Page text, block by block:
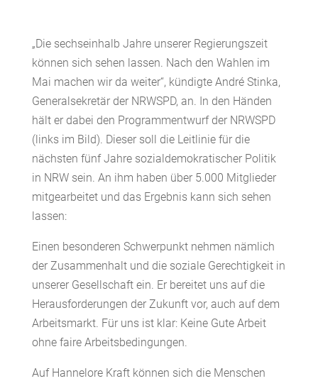
„Die sechseinhalb Jahre unserer Regierungszeit
können sich sehen lassen. Nach den Wahlen im
Mai machen wir da weiter“, kündigte André Stinka,
Generalsekretär der NRWSPD, an. In den Händen
hält er dabei den Programmentwurf der NRWSPD
(links im Bild). Dieser soll die Leitlinie für die
nächsten fünf Jahre sozialdemokratischer Politik
in NRW sein. An ihm haben über 5.000 Mitglieder
mitgearbeitet und das Ergebnis kann sich sehen
lassen:
Einen besonderen Schwerpunkt nehmen nämlich
der Zusammenhalt und die soziale Gerechtigkeit in
unserer Gesellschaft ein. Er bereitet uns auf die
Herausforderungen der Zukunft vor, auch auf dem
Arbeitsmarkt. Für uns ist klar: Keine Gute Arbeit
ohne faire Arbeitsbedingungen.
Auf Hannelore Kraft können sich die Menschen